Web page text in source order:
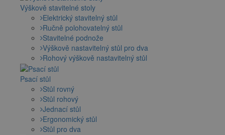
Výškově stavitelné stoly
Elektrický stavitelný stůl
Ručně polohovatelný stůl
Stavitelné podnože
Výškově nastavitelný stůl pro dva
Rohový výškově nastavitelný stůl
Psací stůl
Stůl rovný
Stůl rohový
Jednací stůl
Ergonomický stůl
Stůl pro dva